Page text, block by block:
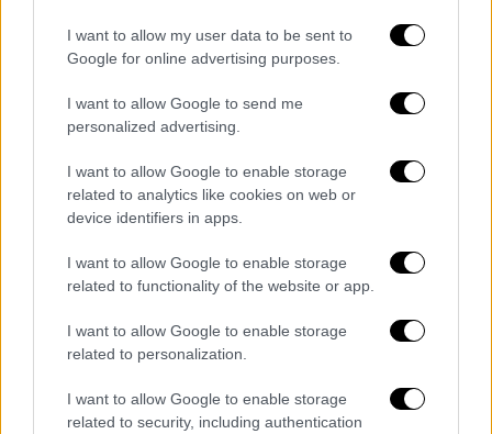
I want to allow my user data to be sent to
Google for online advertising purposes.
I want to allow Google to send me
personalized advertising.
I want to allow Google to enable storage
related to analytics like cookies on web or
device identifiers in apps.
I want to allow Google to enable storage
related to functionality of the website or app.
I want to allow Google to enable storage
related to personalization.
I want to allow Google to enable storage
related to security, including authentication
Όταν ολοκληρωθεί η πληρωμή του
επιδόματος, η ηλεκτρονική πλατφόρμα θα
ξανά για νέες αιτήσεις.
Υπενθυμίζεται στους δικαιούχους ότι για να
χορηγηθεί το επίδομα παιδιού θα πρέπει η
αίτηση να υποβληθεί οριστικά και να έχει
εγκριθεί. Η αίτηση που έχει αποθηκευτεί
προσωρινά θεωρείται ως μη υποβληθείσα
και δεν λαμβάνεται υπόψη.
Όσοι ενδιαφέρονται να ενημερωθούν
λεπτομερώς για το επίδομα παιδιού,
μπορούν να επισκεφθούν τηνιστοσελίδα
του ΟΠΕΚΑ.